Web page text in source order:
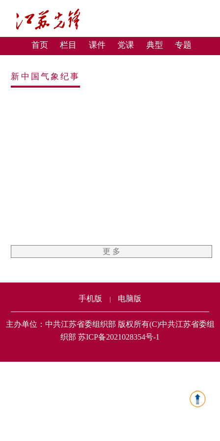
首页 栏目 课件 党课 典型 专题
新中国气象纪事
更 多
手机版 电脑版
主办单位：中共江苏省委组织部 版权所有(C)中共江苏省委组
织部 苏ICP备2021028354号-1